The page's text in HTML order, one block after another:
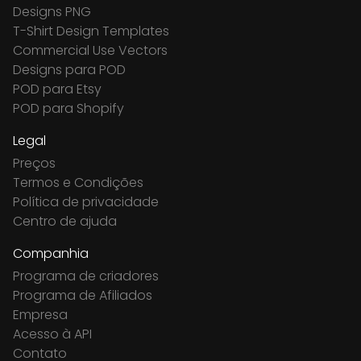
Designs PNG
T-Shirt Design Templates
Commercial Use Vectors
Designs para POD
POD para Etsy
POD para Shopify
Legal
Preços
Termos e Condições
Política de privacidade
Centro de ajuda
Companhia
Programa de criadores
Programa de Afiliados
Empresa
Acesso à API
Contato